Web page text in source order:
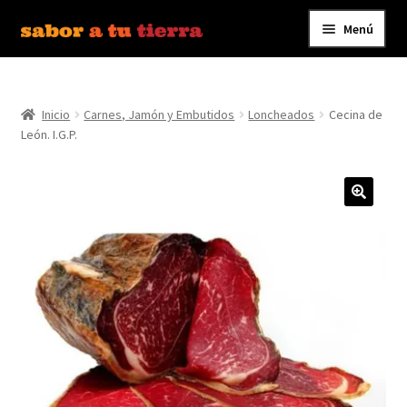
Ir
a
Ir
al
Menú
Bebidas
Carrito
Conservas y Platos Preparados
Contáctanos
Inicio Carnes, Jamón y Embutidos Loncheados
Cecina de
León. I.G.P.